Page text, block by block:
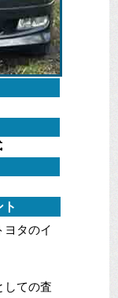
ヨタのイ
しての査